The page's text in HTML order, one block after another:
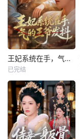
王妃系统在手，气的王爷发抖
已完结